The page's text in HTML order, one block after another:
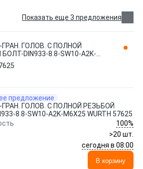
Показать еще 3 предложения
ГРАН. ГОЛОВ. С ПОЛНОЙ
DIN933-8.8-SW10-A2K-
57625
предложение
ГРАН. ГОЛОВ. С ПОЛНОЙ РЕЗЬБОЙ
8.8-SW10-A2K-M6X25 WURTH 57625
100%
>20 шт.
сегодня в 08:00
В корзину